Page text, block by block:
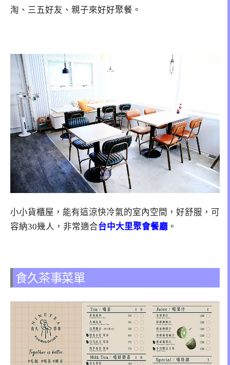
淘、三五好友、親子來好好聚餐。
小小貨櫃屋，能有這涼快冷氣的室內空間，好舒服，可
容納30幾人，非常適合台中大里聚會餐廳 。
食久茶事菜單